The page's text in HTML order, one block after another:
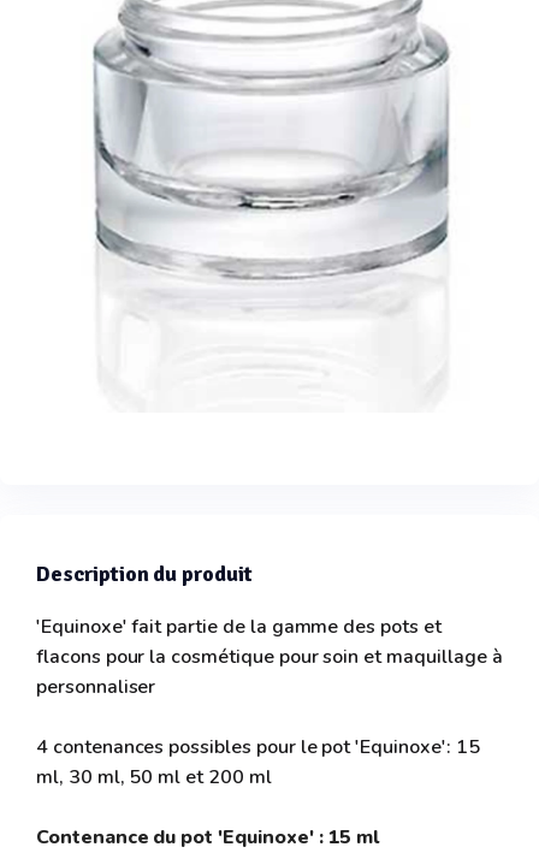
Description du produit
'Equinoxe' fait partie de la gamme des pots et
flacons pour la cosmétique pour soin et maquillage à
personnaliser
4 contenances possibles pour le pot 'Equinoxe': 15
ml, 30 ml, 50 ml et 200 ml
Contenance du pot 'Equinoxe' : 15 ml